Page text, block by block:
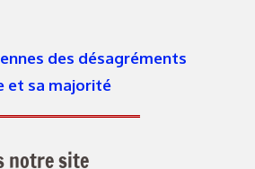
des désagréments
et sa majorité
notre site